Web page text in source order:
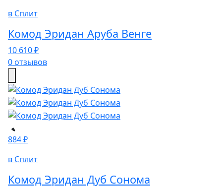
в Сплит
Комод Эридан Аруба Венге
10 610 ₽
0 отзывов
884 ₽
в Сплит
Комод Эридан Дуб Сонома